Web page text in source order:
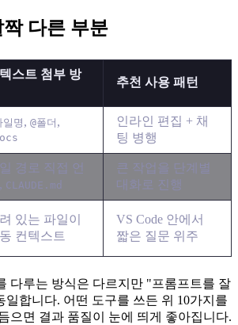
짝 다른 부분
스트 첨부 방
추천 사용 패턴
일명 , @폴더 ,
인라인 편집 + 채
팅 병행
경로 직접 언
CLAUDE.md
큰 작업을 단계별
대화로 진행
있는 파일이
컨텍스트
VS Code 안에서
짧은 질문 위주
다루는 방식은 다르지만 "프롬프트를 잘
일합니다. 어떤 도구를 쓰든 위 10가지를
으면 결과 품질이 눈에 띄게 좋아집니다.